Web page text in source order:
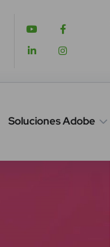
Soluciones Adobe